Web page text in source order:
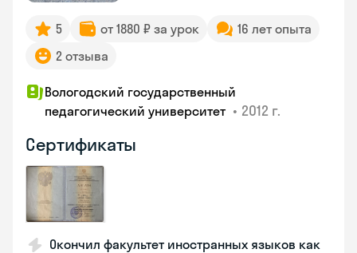
5 от 1880 ₽ за урок
16 лет опыта
2 отзыва
Вологодский государственный
педагогический университет • 2012 г.
Сертификаты
Окончил факультет иностранных языков как